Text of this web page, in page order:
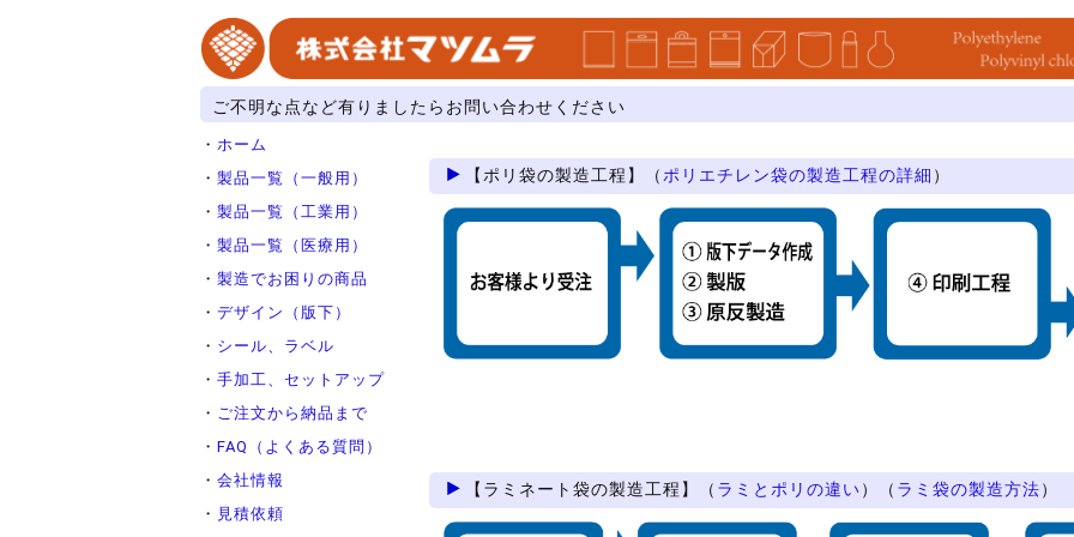
ご不明な点など有りましたらお問い合わせください
・ ホーム
・ 製品一覧（一般用）
・ 製品一覧（工業用）
・ 製品一覧（医療用）
・ 製造でお困りの商品
・ デザイン（版下）
・ シール、ラベル
・ 手加工、セットアップ
・ ご注文から納品まで
・ FAQ（よくある質問）
・ 会社情報
・ 見積依頼
【ポリ袋の製造工程】（ ポリエチレン袋の製造工程の詳細 ）
【ラミネート袋の製造工程】（ ラミとポリの違い）（ ラミ袋の製造方法）